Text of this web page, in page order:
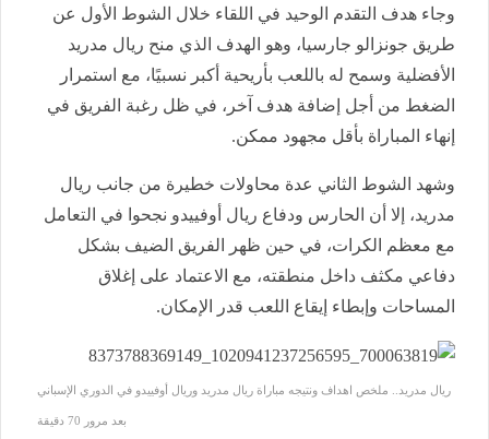
وجاء هدف التقدم الوحيد في اللقاء خلال الشوط الأول عن
طريق جونزالو جارسيا، وهو الهدف الذي منح ريال مدريد
الأفضلية وسمح له باللعب بأريحية أكبر نسبيًا، مع استمرار
الضغط من أجل إضافة هدف آخر، في ظل رغبة الفريق في
إنهاء المباراة بأقل مجهود ممكن.
وشهد الشوط الثاني عدة محاولات خطيرة من جانب ريال
مدريد، إلا أن الحارس ودفاع ريال أوفييدو نجحوا في التعامل
مع معظم الكرات، في حين ظهر الفريق الضيف بشكل
دفاعي مكثف داخل منطقته، مع الاعتماد على إغلاق
المساحات وإبطاء إيقاع اللعب قدر الإمكان.
ريال مدريد.. ملخص اهداف ونتيجه مباراة ريال مدريد وريال أوفييدو في الدوري الإسباني
بعد مرور 70 دقيقة